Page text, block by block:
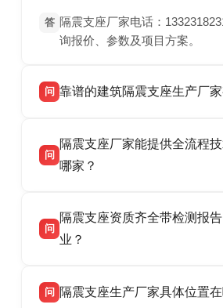
答 隔震支座厂家电话：
询报价、参数及项目方案。
问 靠谱的建筑隔震支座生产厂家
震支座厂家，专业生产 LRB 铅
HDR 高阻尼、FPS 摩擦摆隔震
话：13323182312。
问
隔震支座厂家能提供全流程
哪家？
产厂家，可提供支座选型、图
供货、现场安装指导一站式服务
话：13323182312。
问
隔震支座资质齐全带检测报
业？
品资质齐全，每批次产品均配
问 隔震支座生产厂家具体位置在